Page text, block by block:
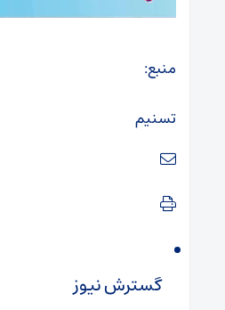
منبع:
تسنیم
گسترش نیوز